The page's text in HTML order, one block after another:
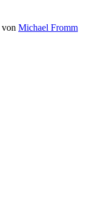
von Michael Fromm